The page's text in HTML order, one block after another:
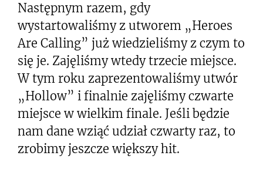
Następnym razem, gdy
wystartowaliśmy z utworem „Heroes
Are Calling” już wiedzieliśmy z czym to
się je. Zajęliśmy wtedy trzecie miejsce.
W tym roku zaprezentowaliśmy utwór
„Hollow” i finalnie zajęliśmy czwarte
miejsce w wielkim finale. Jeśli będzie
nam dane wziąć udział czwarty raz, to
zrobimy jeszcze większy hit.